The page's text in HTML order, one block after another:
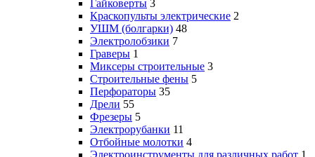
Гайковерты 3
Краскопульты электрические 2
УШМ (болгарки) 48
Электролобзики 7
Граверы 1
Миксеры строительные 3
Строительные фены 5
Перфораторы 35
Дрели 55
Фрезеры 5
Электрорубанки 11
Отбойные молотки 4
Электроинструменты для различных работ 1